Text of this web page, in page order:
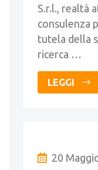
S.r.l., realtà
consulenza
tutela della
ricerca …
LEGGI
20